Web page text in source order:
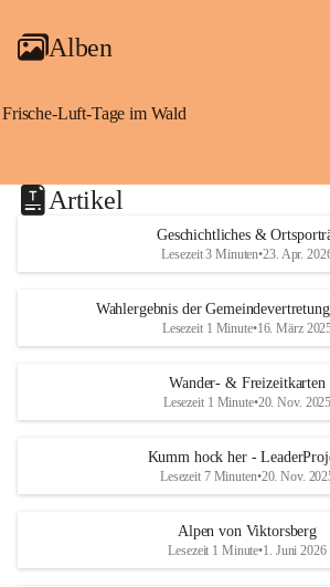
Alben
Frische-Luft-Tage im Wald
Artikel
Geschichtliches &
Lesezeit 3 Minuten•23. Apr.
Wahlergebnis der
Lesezeit 1 Minute•16. März
Wander- & Freizeitkarten
Lesezeit 1 Minute•20. Nov. 2025
Kumm hock her -
Lesezeit 7 Minuten•20. Nov.
Alpen von Viktorsberg
Lesezeit 1 Minute•1. Juni 2026